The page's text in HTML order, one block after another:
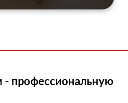
- профессиональную